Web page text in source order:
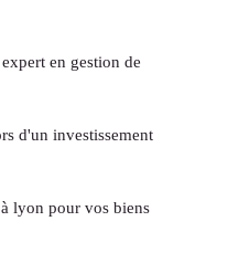
en gestion de
d'un investissement
lyon pour vos biens